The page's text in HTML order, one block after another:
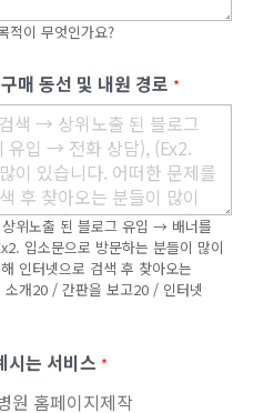
적이 무엇인가요?
매 동선 및 내원 경로 *
위노출 된 블로그 유입 → 배너를
입소문으로 방문하는 분들이 많이
인터넷으로 검색 후 찾아오는
개20 / 간판을 보고20 / 인터넷
시는 서비스 *
원 홈페이지제작